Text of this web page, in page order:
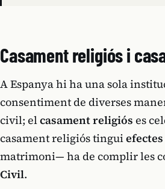
Casament religiós i
A Espanya hi ha una sola
consentiment de diverses
civil; elcasament religiós es
casament religiós tingui
matrimoni— ha de complir les
Civil.